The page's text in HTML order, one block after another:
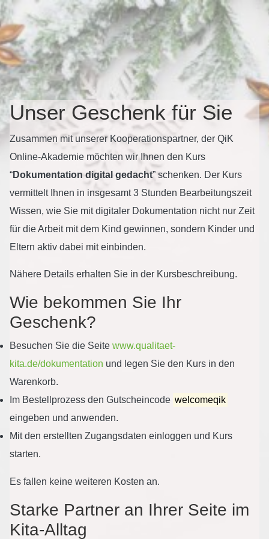
Unser Geschenk für Sie
Zusammen mit unserer Kooperationspartner, der QiK
Online-Akademie möchten wir Ihnen den Kurs
“Dokumentation digital gedacht” schenken. Der Kurs
vermittelt Ihnen in insgesamt 3 Stunden Bearbeitungszeit
Wissen, wie Sie mit digitaler Dokumentation nicht nur Zeit
für die Arbeit mit dem Kind gewinnen, sondern Kinder und
Eltern aktiv dabei mit einbinden.
Nähere Details erhalten Sie in der Kursbeschreibung.
Wie bekommen Sie Ihr
Geschenk?
Besuchen Sie die Seite www.qualitaet-
kita.de/dokumentation und legen Sie den Kurs in den
Warenkorb.
Im Bestellprozess den Gutscheincode welcomeqik
eingeben und anwenden.
Mit den erstellten Zugangsdaten einloggen und Kurs
starten.
Es fallen keine weiteren Kosten an.
Starke Partner an Ihrer Seite im
Kita-Alltag